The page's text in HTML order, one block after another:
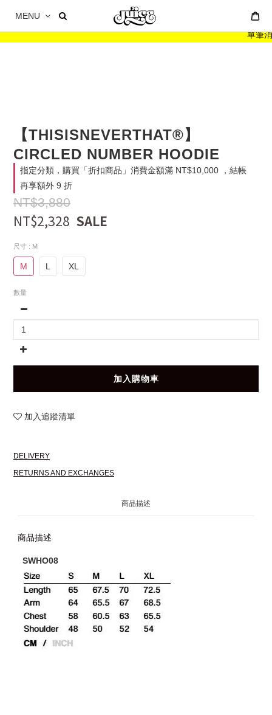
單筆消
MENU
【THISISNEVERTHAT®】
CIRCLED NUMBER HOODIE
指定分類，購買「折扣商品」消費金額滿 NT$10,000 ，結帳
再享額外 9 折
NT$3,880
NT$2,328
尺寸 : M
M L XL
數量
加入購物車
加入追蹤清單
DELIVERY
RETURNS AND EXCHANGES
商品描述
商品描述
SWHO08